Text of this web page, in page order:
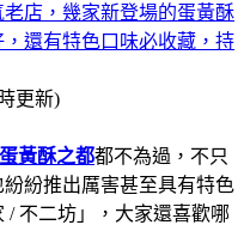
店，幾家新登場的蛋黃酥
還有特色口味必收藏，持
更新)
蛋黃酥之都都不為過，不只
紛推出厲害甚至具有特色
/ 不二坊」，大家還喜歡哪